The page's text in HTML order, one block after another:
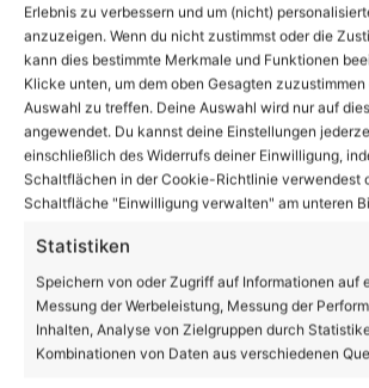
Erlebnis zu verbessern und um (nicht)
anzuzeigen. Wenn du nicht zustimmst oder die
kann dies bestimmte Merkmale und Funktionen
Klicke unten, um dem oben Gesagten
Auswahl zu treffen. Deine Auswahl wird nur auf
angewendet. Du kannst deine Einstellungen
einschließlich des Widerrufs deiner Einwilligung,
Schaltflächen in der Cookie-Richtlinie verwendest
Schaltfläche "Einwilligung verwalten" am unteren
Statistiken
Speichern von oder Zugriff auf Informationen auf
Messung der Werbeleistung, Messung der
Inhalten, Analyse von Zielgruppen durch
Kombinationen von Daten aus verschiedenen
Link zum Beitrag kopieren
Enthält Werbung